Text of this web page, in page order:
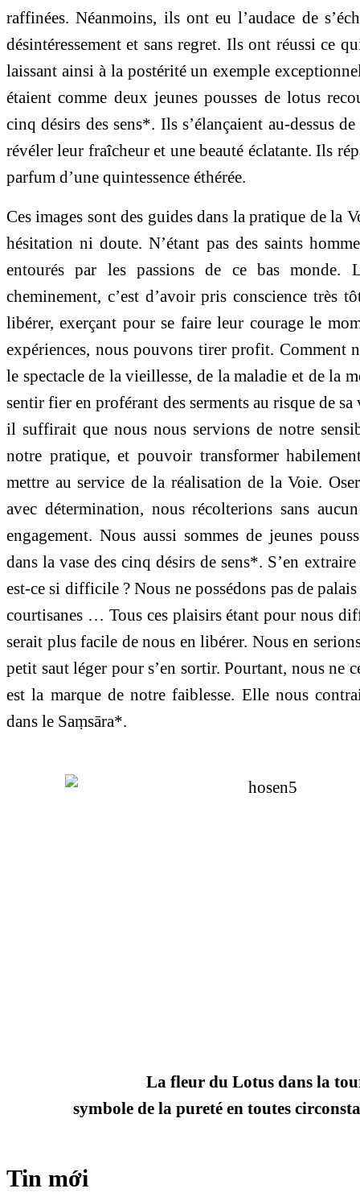
raffinées. Néanmoins, ils ont eu l’audace de
désintéressement et sans regret. Ils ont réussi ce
laissant ainsi à la postérité un exemple
étaient comme deux jeunes pousses de lotus
cinq désirs des sens*. Ils s’élançaient au-dessus
révéler leur fraîcheur et une beauté éclatante. Ils
parfum d’une quintessence éthérée.
Ces images sont des guides dans la pratique de la
hésitation ni doute. N’étant pas des saints
entourés par les passions de ce bas monde.
cheminement, c’est d’avoir pris conscience très
libérer, exerçant pour se faire leur courage le
expériences, nous pouvons tirer profit. Comment
le spectacle de la vieillesse, de la maladie et de la
sentir fier en proférant des serments au risque de
il suffirait que nous nous servions de notre
notre pratique, et pouvoir transformer
mettre au service de la réalisation de la Voie.
avec détermination, nous récolterions sans
engagement. Nous aussi sommes de jeunes
dans la vase des cinq désirs de sens*. S’en
est-ce si difficile ? Nous ne possédons pas de
courtisanes … Tous ces plaisirs étant pour nous
serait plus facile de nous en libérer. Nous en
petit saut léger pour s’en sortir. Pourtant, nous ne
est la marque de notre faiblesse. Elle nous
dans le Saṃsāra*.
La fleur du Lotus dans la
symbole de la pureté en toutes
Tin mới